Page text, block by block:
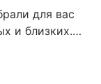
для вас
и близких.